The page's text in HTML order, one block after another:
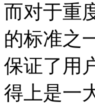
而对于重
的标准之
保证了用
得上是一